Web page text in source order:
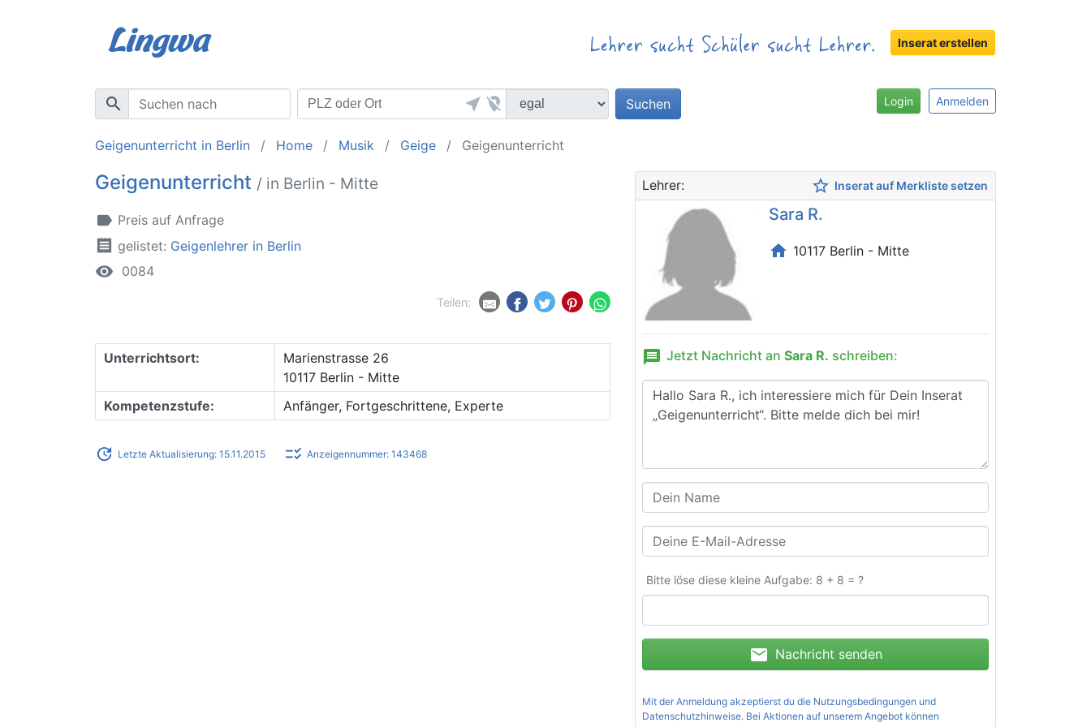
Inserat erstellen
search near_me location_off Suchen Login Anmelden
Geigenunterricht in Berlin Home Musik Geige Geigenunterricht
Geigenunterricht / in Berlin - Mitte
label Preis auf Anfrage
receipt gelistet: Geigenlehrer in Berlin
remove_red_eye 0084
Teilen:
Unterrichtsort:
Marienstrasse 26
10117 Berlin - Mitte
Kompetenzstufe:
Anfänger, Fortgeschrittene, Experte
update Letzte Aktualisierung: 15.11.2015 checklist_rtl Anzeigennummer: 143468
Lehrer: star_border Inserat auf Merkliste setzen
Sara R.
home 10117 Berlin - Mitte
message Jetzt Nachricht an Sara R. schreiben:
Bitte löse diese kleine Aufgabe: 8 + 8 = ?
mail Nachricht senden
Mit der Anmeldung akzeptierst du die Nutzungsbedingungen und
Datenschutzhinweise. Bei Aktionen auf unserem Angebot können